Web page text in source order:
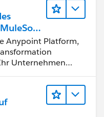
Anypoint Platform,
Unternehmen